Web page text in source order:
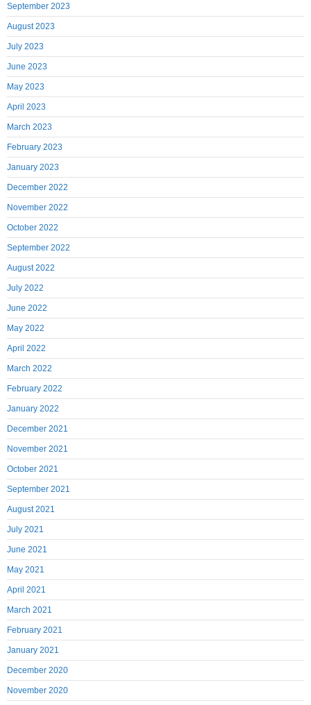
September 2023
August 2023
July 2023
June 2023
May 2023
April 2023
March 2023
February 2023
January 2023
December 2022
November 2022
October 2022
September 2022
August 2022
July 2022
June 2022
May 2022
April 2022
March 2022
February 2022
January 2022
December 2021
November 2021
October 2021
September 2021
August 2021
July 2021
June 2021
May 2021
April 2021
March 2021
February 2021
January 2021
December 2020
November 2020